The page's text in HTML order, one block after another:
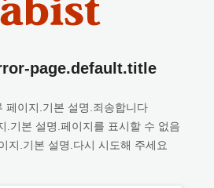
page.default.title
페이지.기본 설명.죄송합니다
.기본 설명.페이지를 표시할 수 없음
지.기본 설명.다시 시도해 주세요